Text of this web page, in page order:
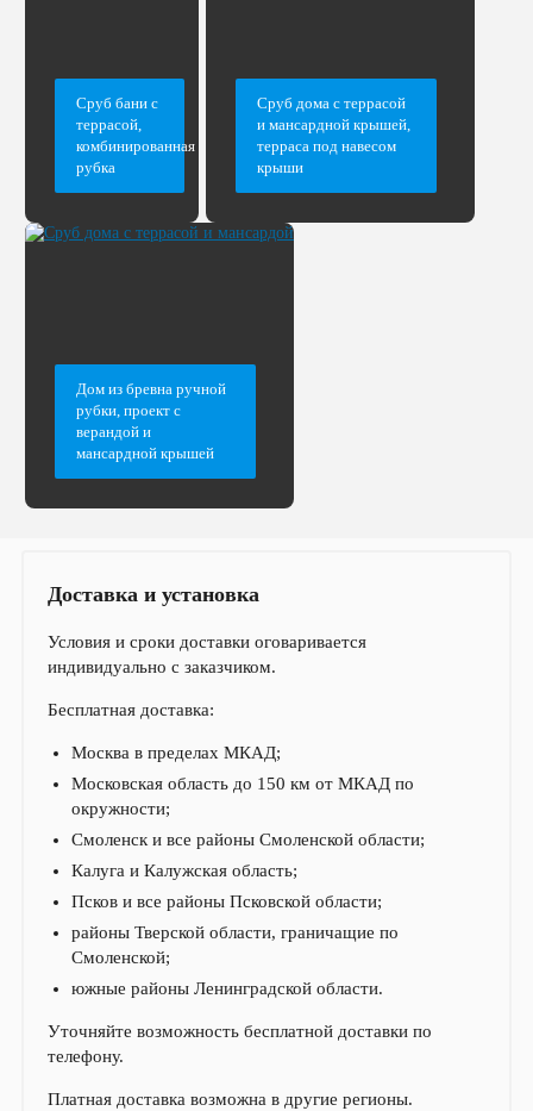
Сруб бани с
террасой,
комбинированная
рубка
Сруб дома с террасой
и мансардной крышей,
терраса под навесом
крыши
Дом из бревна ручной
рубки, проект с
верандой и
мансардной крышей
Доставка и установка
Условия и сроки доставки оговаривается
индивидуально с заказчиком.
Бесплатная доставка:
Москва в пределах МКАД;
Московская область до 150 км от МКАД по
окружности;
Смоленск и все районы Смоленской области;
Калуга и Калужская область;
Псков и все районы Псковской области;
районы Тверской области, граничащие по
Смоленской;
южные районы Ленинградской области.
Уточняйте возможность бесплатной доставки по
телефону.
Платная доставка возможна в другие регионы.